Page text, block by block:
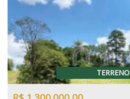
TERRENO